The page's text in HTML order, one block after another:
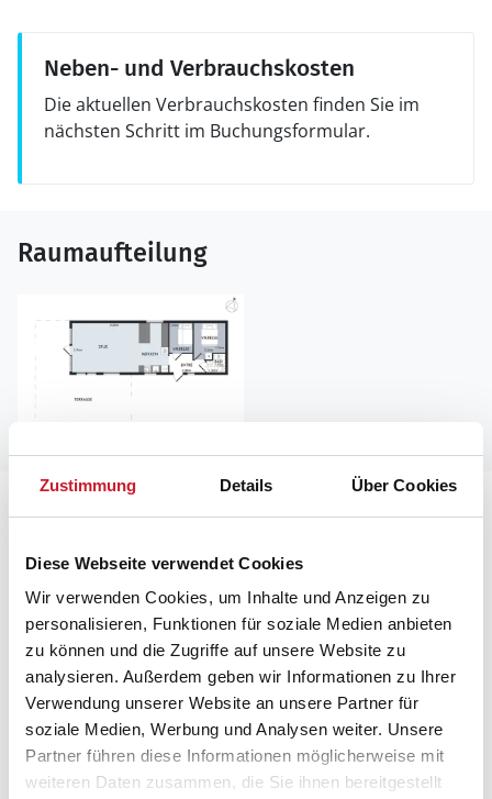
Zustimmung Details Über Cookies
Diese Webseite verwendet Cookies
Wir verwenden Cookies, um Inhalte und Anzeigen zu
personalisieren, Funktionen für soziale Medien anbieten
zu können und die Zugriffe auf unsere Website zu
analysieren. Außerdem geben wir Informationen zu Ihrer
Verwendung unserer Website an unsere Partner für
soziale Medien, Werbung und Analysen weiter. Unsere
Partner führen diese Informationen möglicherweise mit
weiteren Daten zusammen, die Sie ihnen bereitgestellt
Neben- und Verbrauchskosten
Die aktuellen Verbrauchskosten finden Sie im
nächsten Schritt im Buchungsformular.
Raumaufteilung
Lageplan
Adresse
Ferienhaus 42704
Svalevej 4
8410 Rønde